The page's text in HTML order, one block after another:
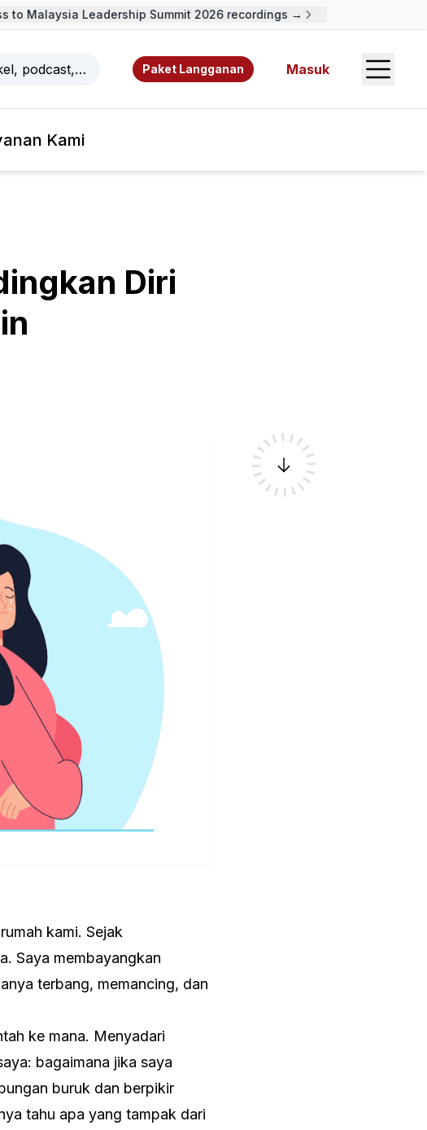
to Malaysia Leadership Summit 2026 recordings →
podcast, video, sumber daya, dan penulis.
Paket Langganan Masuk Open
Kami
Diri
kami. Sejak
Saya membayangkan
terbang, memancing, dan
ke mana. Menyadari
bagaimana jika saya
buruk dan berpikir
tahu apa yang tampak dari